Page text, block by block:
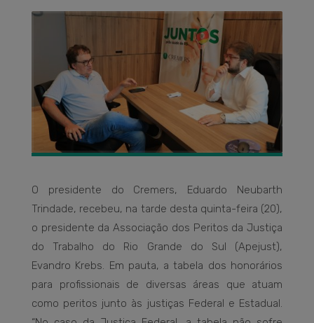
O presidente do Cremers, Eduardo Neubarth
Trindade, recebeu, na tarde desta quinta-feira (20),
o presidente da Associação dos Peritos da Justiça
do Trabalho do Rio Grande do Sul (Apejust),
Evandro Krebs. Em pauta, a tabela dos honorários
para profissionais de diversas áreas que atuam
como peritos junto às justiças Federal e Estadual.